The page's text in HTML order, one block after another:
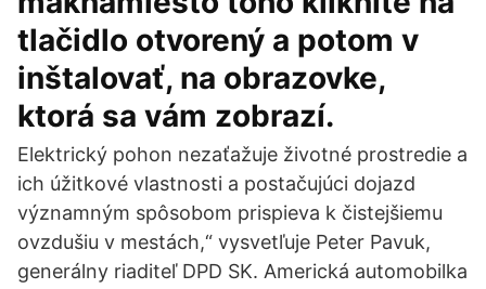
tlačidlo otvorený a potom v
inštalovať, na obrazovke,
ktorá sa vám zobrazí.
Elektrický pohon nezaťažuje životné prostredie a
ich úžitkové vlastnosti a postačujúci dojazd
významným spôsobom prispieva k čistejšiemu
ovzdušiu v mestách,“ vysvetľuje Peter Pavuk,
generálny riaditeľ DPD SK. Americká automobilka